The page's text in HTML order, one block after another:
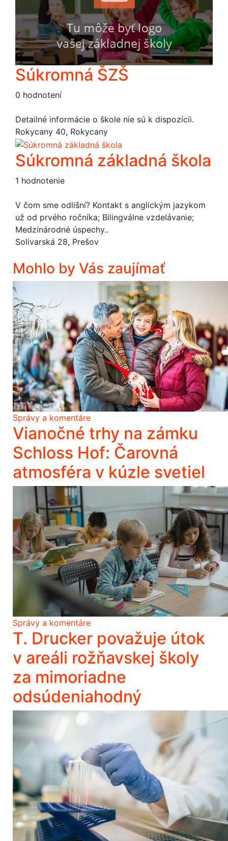
Súkromná ŠZŠ
0 hodnotení
Detailné informácie o škole nie sú k dispozícii.
Rokycany 40, Rokycany
Súkromná základná škola
1 hodnotenie
V čom sme odlišní? Kontakt s anglickým jazykom
už od prvého ročníka; Bilingválne vzdelávanie;
Medzinárodné úspechy..
Solivarská 28, Prešov
Mohlo by Vás zaujímať
Správy a komentáre
Vianočné trhy na zámku
Schloss Hof: Čarovná
atmosféra v kúzle svetiel
Správy a komentáre
T. Drucker považuje útok
v areáli rožňavskej školy
za mimoriadne
odsúdeniahodný